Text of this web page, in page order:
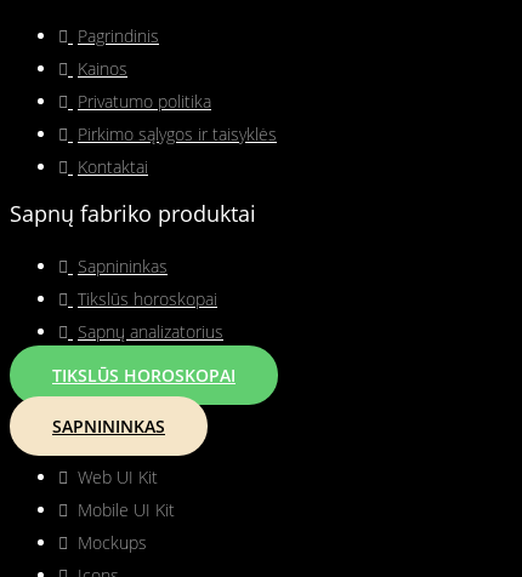
Pagrindinis
Kainos
Privatumo politika
Pirkimo sąlygos ir taisyklės
Kontaktai
Sapnų fabriko produktai
Sapnininkas
Tikslūs horoskopai
Sapnų analizatorius
TIKSLŪS HOROSKOPAI
SAPNININKAS
Web UI Kit
Mobile UI Kit
Mockups